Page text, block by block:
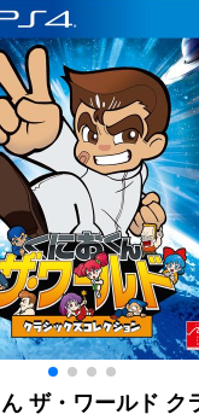
ん ザ・ワールド ク